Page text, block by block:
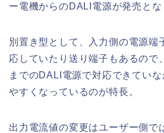
ー電機からのDALI電源が発売とな
別置き型として、入力側の電源
応していたり送り端子もあるので
までのDALI電源で対応できてい
やすくなっているのが特長。
出力電流値の変更はユーザー側で